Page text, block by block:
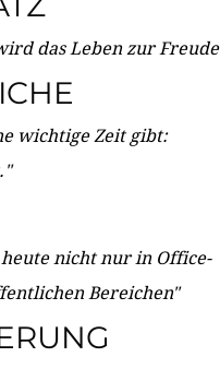
das Leben zur
wichtige Zeit gibt:
nicht nur in Office-
Bereichen"